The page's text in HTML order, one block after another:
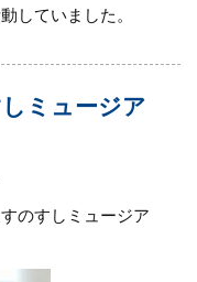
していました。
ミュージア
のすしミュージア